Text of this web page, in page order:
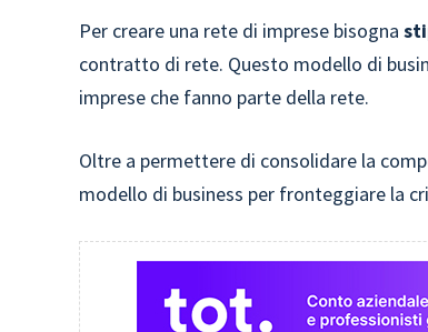
Per creare una rete di imprese bisogna
contratto di rete. Questo modello di
imprese che fanno parte della rete.
Oltre a permettere di consolidare la
modello di business per fronteggiare la